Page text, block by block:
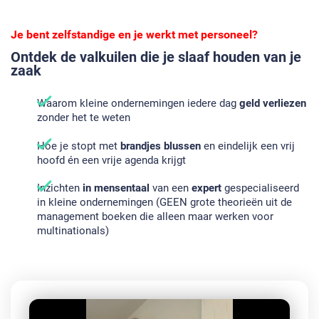
Je bent zelfstandige en je werkt met personeel?
Ontdek de valkuilen die je slaaf houden van je
zaak
Waarom kleine ondernemingen iedere daggeld verliezen
zonder het te weten​​​​​​​
Hoe je stopt metbrandjes blussen en eindelijk een vrij
hoofd én een vrije agenda krijgt​​​​​​​
Inzichten in mensentaalvan eenexpert gespecialiseerd
in kleine ondernemingen (GEEN grote theorieën uit de
management boeken die alleen maar werken voor
multinationals)